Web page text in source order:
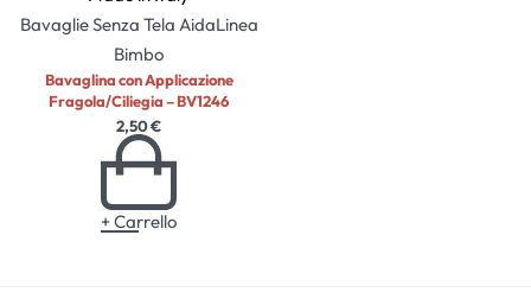
Bavaglie Senza Tela AidaLinea
Bimbo
Bavaglina con Applicazione
Fragola/Ciliegia – BV1246
2,50€
+ Carrello